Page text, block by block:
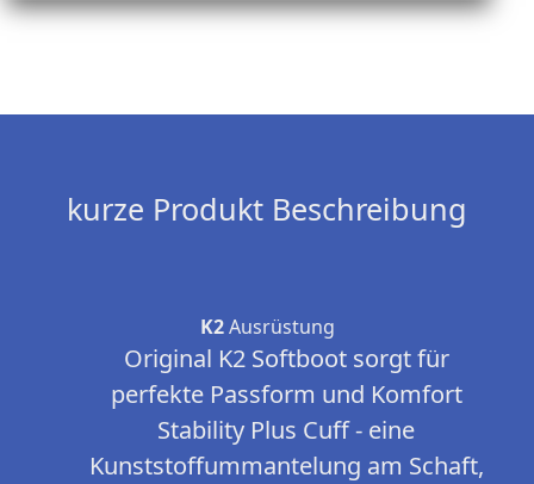
kurze Produkt Beschreibung
K2Ausrüstung
Original K2 Softboot sorgt für
perfekte Passform und Komfort
Stability Plus Cuff - eine
Kunststoffummantelung am Schaft,